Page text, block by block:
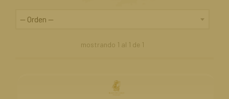
mostrando 1 al 1 de 1